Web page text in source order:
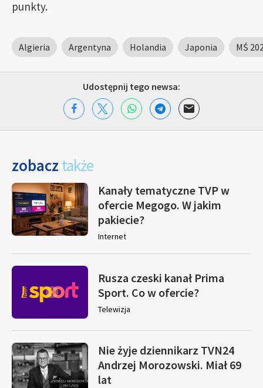
punkty.
Algieria Argentyna Holandia Japonia MŚ
Udostępnij tego newsa:
zobacz także
Kanały tematyczne TVP w
ofercie Megogo. W jakim
pakiecie?
Internet
Rusza czeski kanał Prima
Sport. Co w ofercie?
Telewizja
Nie żyje dziennikarz TVN24
Andrzej Morozowski. Miał 69
lat